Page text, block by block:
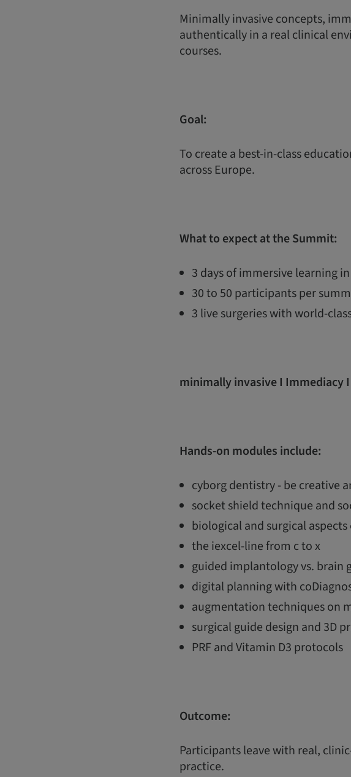
Minimally invasive concepts,
authentically in a real clinical
courses.
Goal:
To create a best-in-class
across Europe.
What to expect at the Summit:
3 days of immersive learning
30 to 50 participants per
3 live surgeries with world-
minimally invasive I Immediacy
Hands-on modules include:
cyborg dentistry - be creative
socket shield technique and
biological and surgical
the iexcel-line from c to x
guided implantology vs. brain
digital planning with
augmentation techniques on
surgical guide design and 3D
PRF and Vitamin D3 protocols
Outcome:
Participants leave with real,
practice.